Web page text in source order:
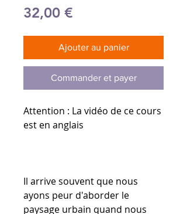
32,00 €
Ajouter au panier
Commander et payer
Attention : La vidéo de ce cours
est en anglais
Il arrive souvent que nous
ayons peur d'aborder le
paysage urbain quand nous